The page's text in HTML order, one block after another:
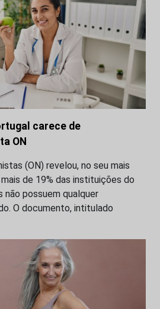
carece de
ON
(ON) revelou, no seu mais
de 19% das instituições do
não possuem qualquer
O documento, intitulado